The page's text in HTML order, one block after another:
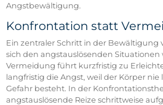
Angstbewältigung.
Konfrontation statt
Ein zentraler Schritt in der Bewältigung
sich den angstauslösenden Situationen
Vermeidung führt kurzfristig zu
langfristig die Angst, weil der Körper nie
Gefahr besteht. In der
angstauslösende Reize schrittweise